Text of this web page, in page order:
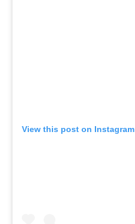
View this post on Instagram